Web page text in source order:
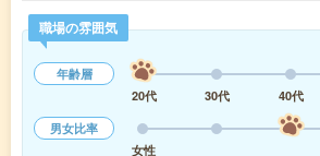
職場の雰囲気
年齢層
20代
30代 40代
男女比率
女性